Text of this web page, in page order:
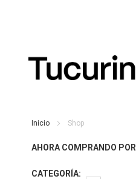
Inicio Shop
AHORA COMPRANDO POR
CATEGORÍA